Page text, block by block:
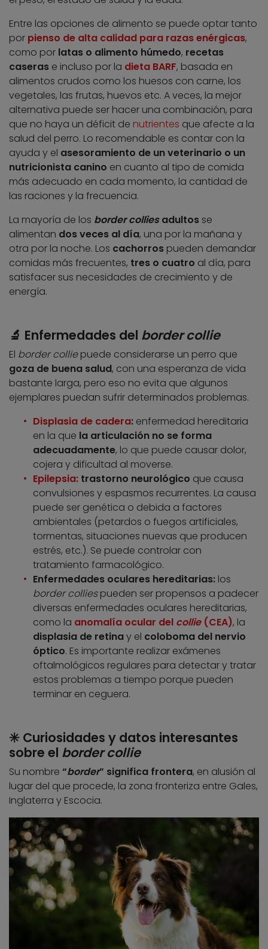
Entre las opciones de alimento se puede optar tanto
por pienso de alta calidad para razas enérgicas,
como por latas o alimento húmedo, recetas
caseras e incluso por la dieta BARF, basada en
alimentos crudos como los huesos con carne, los
vegetales, las frutas, huevos etc. A veces, la mejor
alternativa puede ser hacer una combinación, para
que no haya un déficit de nutrientes que afecte a la
salud del perro. Lo recomendable es contar con la
ayuda y el asesoramiento de un veterinario o un
nutricionista canino en cuanto al tipo de comida
más adecuado en cada momento, la cantidad de
las raciones y la frecuencia.
La mayoría de los border colliesadultos se
alimentan dos veces al día, una por la mañana y
otra por la noche. Los cachorros pueden demandar
comidas más frecuentes, tres o cuatro al día, para
satisfacer sus necesidades de crecimiento y de
energía.
🔬 Enfermedades del border collie
El border colliepuede considerarse un perro que
goza de buena salud, con una esperanza de vida
bastante larga, pero eso no evita que algunos
ejemplares puedan sufrir determinados problemas.
Displasia de cadera: enfermedad hereditaria
en la que la articulación no se forma
adecuadamente, lo que puede causar dolor,
cojera y dificultad al moverse.
Epilepsia: trastorno neurológico que causa
convulsiones y espasmos recurrentes. La causa
puede ser genética o debida a factores
ambientales (petardos o fuegos artificiales,
tormentas, situaciones nuevas que producen
estrés, etc.). Se puede controlar con
tratamiento farmacológico.
Enfermedades oculares hereditarias: los
border colliespueden ser propensos a padecer
diversas enfermedades oculares hereditarias,
como la anomalía ocular del collie(CEA), la
displasia de retinay el coloboma del nervio
óptico. Es importante realizar exámenes
oftalmológicos regulares para detectar y tratar
estos problemas a tiempo porque pueden
terminar en ceguera.
✳️ Curiosidades y datos interesantes
sobre el border collie
Su nombre “border” significa frontera, en alusión al
lugar del que procede, la zona fronteriza entre Gales,
Inglaterra y Escocia.